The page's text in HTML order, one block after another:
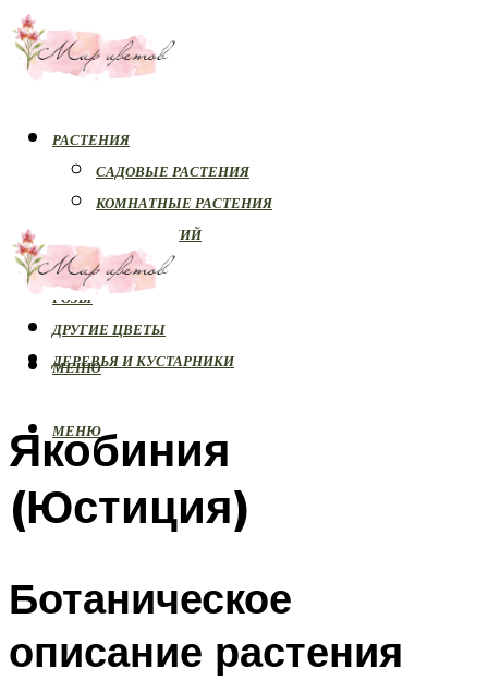
РАСТЕНИЯ
САДОВЫЕ РАСТЕНИЯ
КОМНАТНЫЕ РАСТЕНИЯ
БОЛЕЗНИ РАСТЕНИЙ
ОРХИДЕИ
РОЗЫ
ДРУГИЕ ЦВЕТЫ
ДЕРЕВЬЯ И КУСТАРНИКИ
МЕНЮ
МЕНЮ
Якобиния
(Юстиция)
Ботаническое
описание растения